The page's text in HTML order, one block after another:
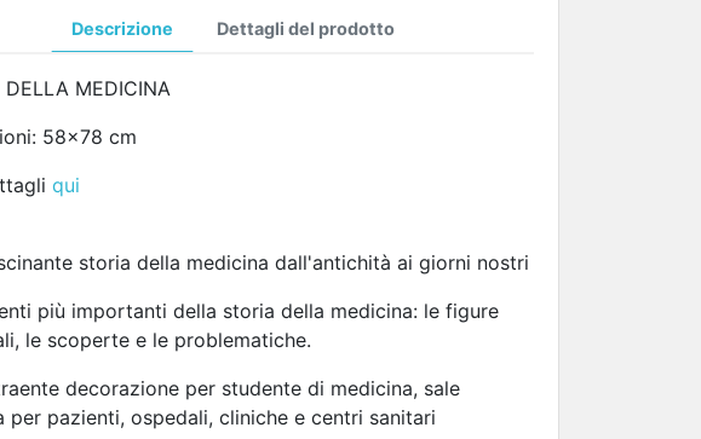
Descrizione Dettagli del prodotto
DELLA MEDICINA
58x78 cm
qui
storia della medicina dall'antichità ai giorni nostri
più importanti della storia della medicina: le figure
le scoperte e le problematiche.
decorazione per studente di medicina, sale
per pazienti, ospedali, cliniche e centri sanitari